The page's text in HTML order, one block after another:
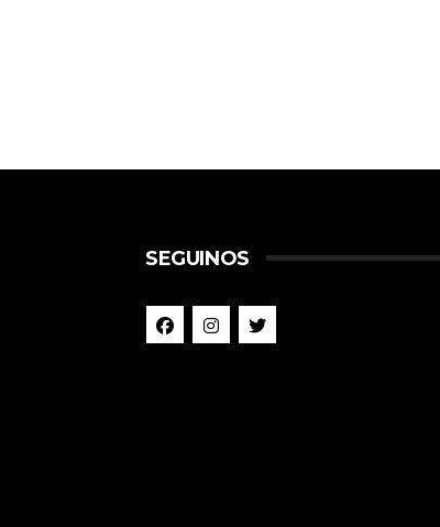
SEGUINOS